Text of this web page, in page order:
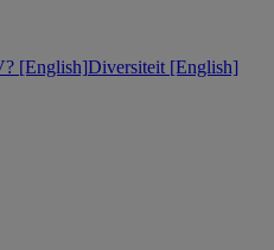
[English]Diversiteit [English]